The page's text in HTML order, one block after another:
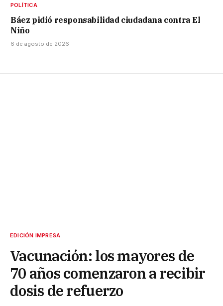
POLÍTICA
Báez pidió responsabilidad ciudadana contra El
Niño
6 de agosto de 2026
EDICIÓN IMPRESA
Vacunación: los mayores de
70 años comenzaron a recibir
dosis de refuerzo